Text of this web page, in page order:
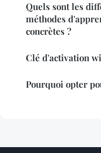
Quels sont les
méthodes
concrètes ?
Clé d'activation
Pourquoi opter